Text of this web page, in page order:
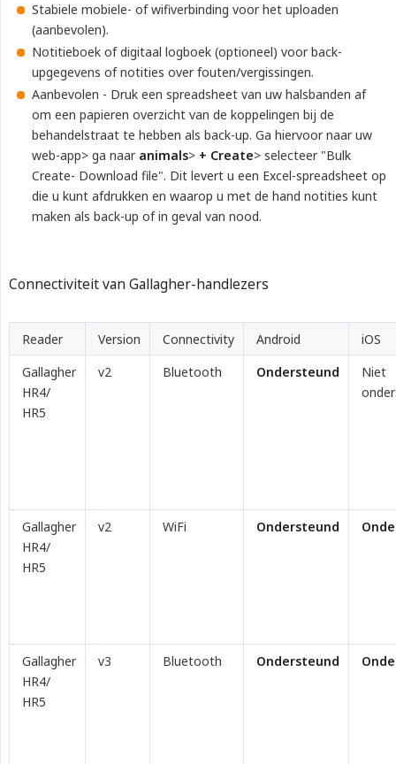
Stabiele mobiele- of wifiverbinding voor het uploaden
(aanbevolen).
Notitieboek of digitaal logboek (optioneel) voor back-
upgegevens of notities over fouten/vergissingen.
Aanbevolen - Druk een spreadsheet van uw halsbanden af
om een papieren overzicht van de koppelingen bij de
behandelstraat te hebben als back-up. Ga hiervoor naar uw
web-app> ga naar animals> + Create> selecteer "Bulk
Create- Download file". Dit levert u een Excel-spreadsheet op
die u kunt afdrukken en waarop u met de hand notities kunt
maken als back-up of in geval van nood.
Connectiviteit van Gallagher-handlezers
Reader Version Connectivity Android
iOS
Gallagher
HR4/
HR5
v2 Bluetooth Ondersteund
Niet
Gallagher
HR4/
HR5
v2 WiFi Ondersteund
Gallagher
HR4/
HR5
v3 Bluetooth Ondersteund